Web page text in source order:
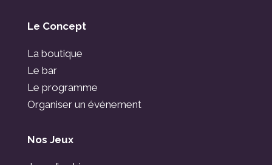
Le Concept
La boutique
Le bar
Le programme
Organiser un événement
Nos Jeux